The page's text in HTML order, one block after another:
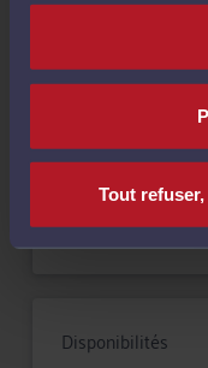
Tout
Droit du crédit
Langues
Disponibilités